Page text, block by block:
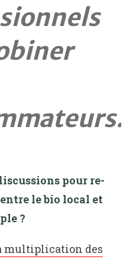
pour re-
le bio local et
?
multiplication des